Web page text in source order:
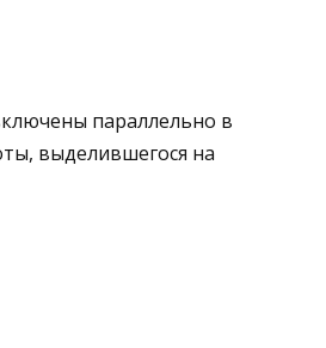
параллельно в
выделившегося на